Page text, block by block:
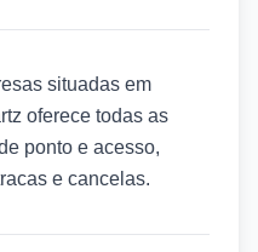
situadas em
oferece todas as
ponto e acesso,
e cancelas.